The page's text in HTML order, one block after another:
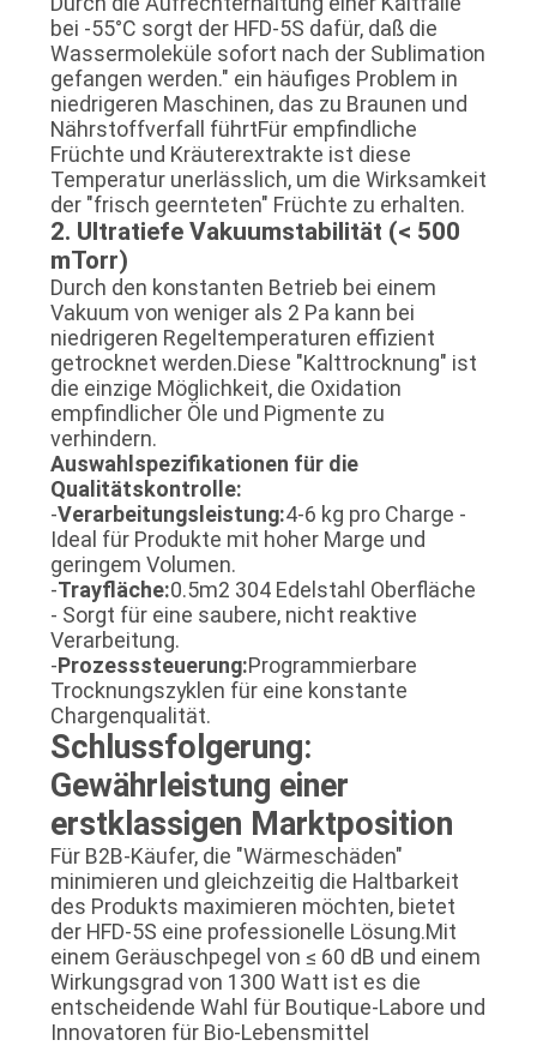
bei -55°C sorgt der HFD-5S dafür, daß die
Wassermoleküle sofort nach der Sublimation
gefangen werden." ein häufiges Problem in
niedrigeren Maschinen, das zu Braunen und
Nährstoffverfall führtFür empfindliche
Früchte und Kräuterextrakte ist diese
Temperatur unerlässlich, um die Wirksamkeit
der "frisch geernteten" Früchte zu erhalten.
2. Ultratiefe Vakuumstabilität (< 500
mTorr)
Durch den konstanten Betrieb bei einem
Vakuum von weniger als 2 Pa kann bei
niedrigeren Regeltemperaturen effizient
getrocknet werden.Diese "Kalttrocknung" ist
die einzige Möglichkeit, die Oxidation
empfindlicher Öle und Pigmente zu
verhindern.
Auswahlspezifikationen für die
Qualitätskontrolle:
-Verarbeitungsleistung:4-6 kg pro Charge -
Ideal für Produkte mit hoher Marge und
geringem Volumen.
-Trayfläche:0.5m2 304 Edelstahl Oberfläche
- Sorgt für eine saubere, nicht reaktive
Verarbeitung.
-Prozesssteuerung:Programmierbare
Trocknungszyklen für eine konstante
Chargenqualität.
Schlussfolgerung:
Gewährleistung einer
erstklassigen Marktposition
Für B2B-Käufer, die "Wärmeschäden"
minimieren und gleichzeitig die Haltbarkeit
des Produkts maximieren möchten, bietet
der HFD-5S eine professionelle Lösung.Mit
einem Geräuschpegel von ≤ 60 dB und einem
Wirkungsgrad von 1300 Watt ist es die
entscheidende Wahl für Boutique-Labore und
Innovatoren für Bio-Lebensmittel